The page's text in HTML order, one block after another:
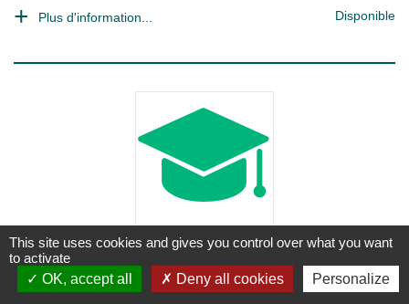
Plus d'information... Disponible
MÉMOIRE
Evaluation de l’état de conservation des
dunes boisées rétaises et de leur intérêt
This site uses cookies and gives you control over what you want
to activate
OK, accept all
Deny all cookies Personalize